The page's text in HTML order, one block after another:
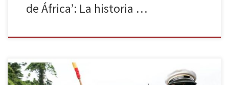
de África’: La historia …